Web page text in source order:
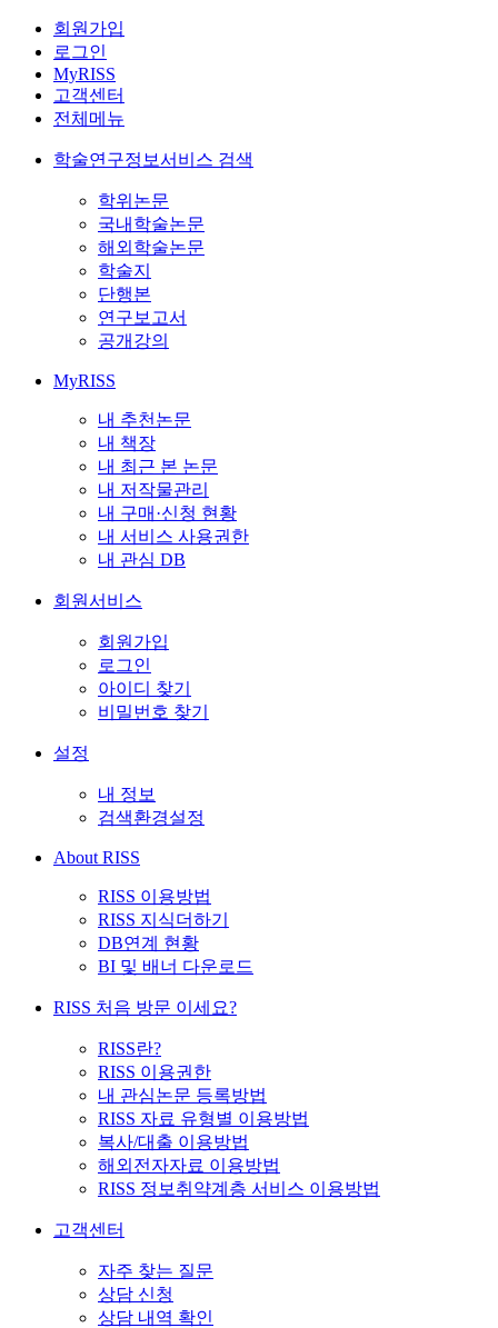
회원가입
로그인
MyRISS
고객센터
전체메뉴
학술연구정보서비스 검색
학위논문
국내학술논문
해외학술논문
학술지
단행본
연구보고서
공개강의
MyRISS
내 추천논문
내 책장
내 최근 본 논문
내 저작물관리
내 구매·신청 현황
내 서비스 사용권한
내 관심 DB
회원서비스
회원가입
로그인
아이디 찾기
비밀번호 찾기
설정
내 정보
검색환경설정
About RISS
RISS 이용방법
RISS 지식더하기
DB연계 현황
BI 및 배너 다운로드
RISS 처음 방문 이세요?
RISS란?
RISS 이용권한
내 관심논문 등록방법
RISS 자료 유형별 이용방법
복사/대출 이용방법
해외전자자료 이용방법
RISS 정보취약계층 서비스 이용방법
고객센터
자주 찾는 질문
상담 신청
상담 내역 확인